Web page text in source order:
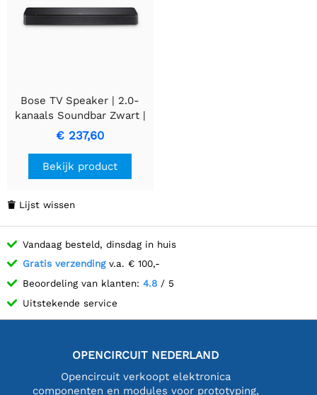
Bose TV Speaker | 2.0-
kanaals Soundbar Zwart |
838309-2100
€ 237,60
Bekijk product
 Lijst wissen
Vandaag besteld, dinsdag in huis
Gratis verzendingv.a. € 100,-
Beoordeling van klanten: 4.8 / 5
Uitstekende service
OPENCIRCUIT NEDERLAND
Opencircuit verkoopt elektronica
componenten en modules voor prototyping,